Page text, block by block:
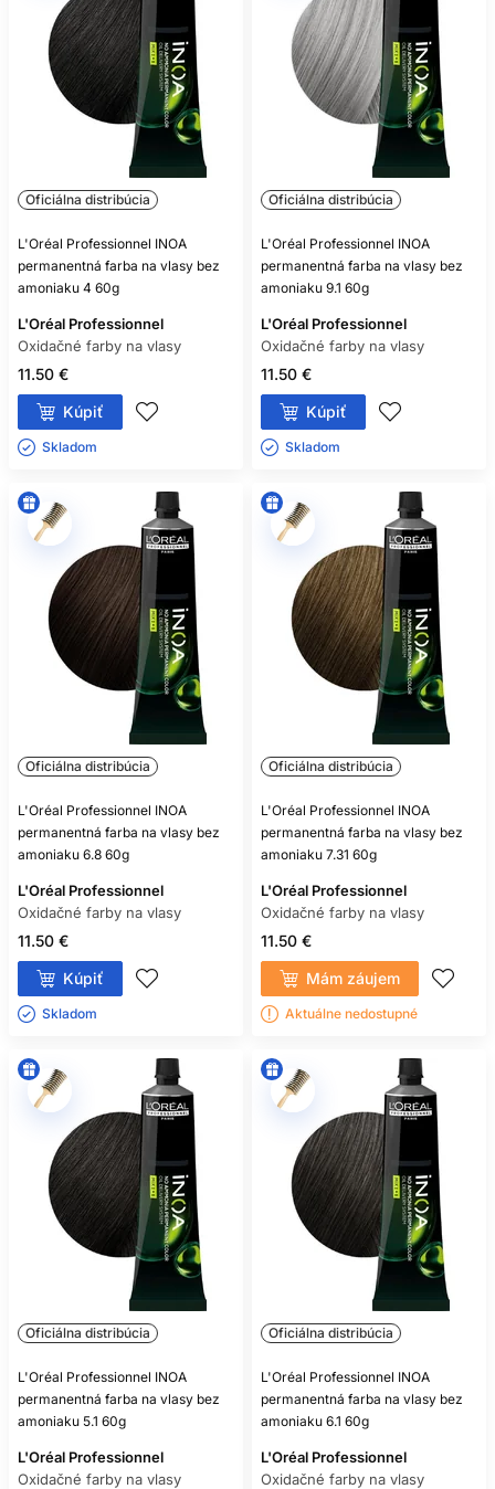
POTREBUJE KAŽDÁ OXIDAČNÁ
FARBA VYVÍJAČ?
Takmer všetky áno, ale vždy sa riaďte označením
konkrétneho produktu.
MÔŽEM ZMIEŠAŤ FARBU A
OXIDANT RÔZNYCH ZNAČIEK?
kompatibilný systém jednej rady.
ZOSVETLÍ SVETLÁ FARBA TMAVÉ
FARBENÉ VLASY?
Spravidla nie spoľahlivo, pretože oxidačná farba bežne
nezosvetľuje už vytvorený umelý pigment.
JE BEZAMONIAKOVÁ FARBA
NEALERGÉNNA?
Nie. Aj bezamoniaková oxidačná farba môže obsahovať
alergizujúce farbiace látky.
Oficiálna distribúcia
L'Oréal Professionnel INOA
permanentná farba na vlasy bez
amoniaku 4 60g
L'Oréal Professionnel
Oxidačné farby na vlasy
11.50 €
Kúpiť
Skladom ㅤ
Oficiálna distribúcia
L'Oréal Professionnel INOA
permanentná farba na vlasy bez
amoniaku 9.1 60g
L'Oréal Professionnel
Oxidačné farby na vlasy
11.50 €
Kúpiť
Skladom ㅤ
Oficiálna distribúcia
L'Oréal Professionnel INOA
permanentná farba na vlasy bez
amoniaku 6.8 60g
L'Oréal Professionnel
Oxidačné farby na vlasy
11.50 €
Kúpiť
Skladom ㅤ
Oficiálna distribúcia
L'Oréal Professionnel INOA
permanentná farba na vlasy bez
amoniaku 7.31 60g
L'Oréal Professionnel
Oxidačné farby na vlasy
11.50 €
Mám záujem
Aktuálne nedostupné
Oficiálna distribúcia
L'Oréal Professionnel INOA
permanentná farba na vlasy bez
amoniaku 5.1 60g
L'Oréal Professionnel
Oxidačné farby na vlasy
Oficiálna distribúcia
L'Oréal Professionnel INOA
permanentná farba na vlasy bez
amoniaku 6.1 60g
L'Oréal Professionnel
Oxidačné farby na vlasy